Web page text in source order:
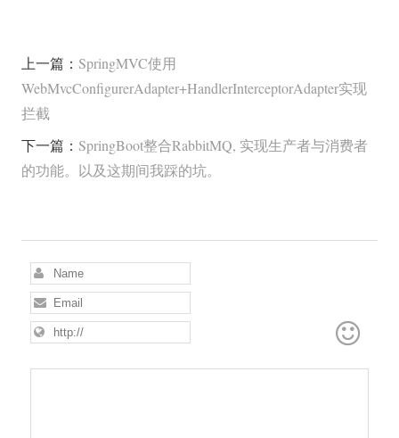
上一篇： SpringMVC使用
WebMvcConfigurerAdapter+HandlerInterceptorAdapter实现
拦截
下一篇： SpringBoot整合RabbitMQ, 实现生产者与消费者
的功能。以及这期间我踩的坑。